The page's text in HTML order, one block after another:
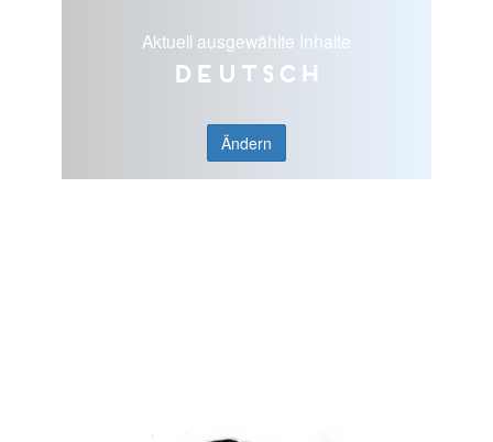
Aktuell ausgewählte Inhalte
Deutsch
Ändern